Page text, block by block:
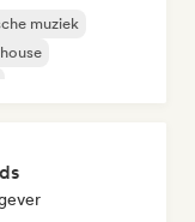
muziek